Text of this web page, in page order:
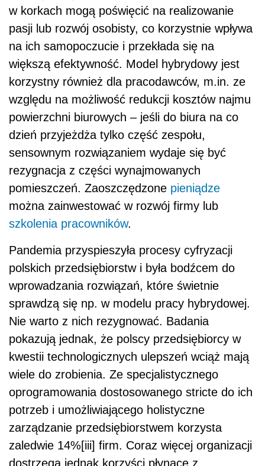
w korkach mogą poświęcić na realizowanie
pasji lub rozwój osobisty, co korzystnie wpływa
na ich samopoczucie i przekłada się na
większą efektywność. Model hybrydowy jest
korzystny również dla pracodawców, m.in. ze
względu na możliwość redukcji kosztów najmu
powierzchni biurowych – jeśli do biura na co
dzień przyjeżdża tylko część zespołu,
sensownym rozwiązaniem wydaje się być
rezygnacja z części wynajmowanych
pomieszczeń. Zaoszczędzone pieniądze
można zainwestować w rozwój firmy lub
szkolenia pracowników.
Pandemia przyspieszyła procesy cyfryzacji
polskich przedsiębiorstw i była bodźcem do
wprowadzania rozwiązań, które świetnie
sprawdzą się np. w modelu pracy hybrydowej.
Nie warto z nich rezygnować. Badania
pokazują jednak, że polscy przedsiębiorcy w
kwestii technologicznych ulepszeń wciąż mają
wiele do zrobienia. Ze specjalistycznego
oprogramowania dostosowanego stricte do ich
potrzeb i umożliwiającego holistyczne
zarządzanie przedsiębiorstwem korzysta
zaledwie 14%[iii] firm. Coraz więcej organizacji
dostrzega jednak korzyści płynące z